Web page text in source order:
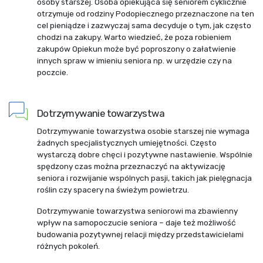
otrzymuje od rodziny Podopiecznego przeznaczone na ten
cel pieniądze i zazwyczaj sama decyduje o tym, jak często
chodzi na zakupy. Warto wiedzieć, że poza robieniem
zakupów Opiekun może być poproszony o załatwienie
innych spraw w imieniu seniora np. w urzędzie czy na
poczcie.
Dotrzymywanie towarzystwa
Dotrzymywanie towarzystwa osobie starszej nie wymaga
żadnych specjalistycznych umiejętności. Często
wystarczą dobre chęci i pozytywne nastawienie. Wspólnie
spędzony czas można przeznaczyć na aktywizację
seniora i rozwijanie wspólnych pasji, takich jak pielęgnacja
roślin czy spacery na świeżym powietrzu.
Dotrzymywanie towarzystwa seniorowi ma zbawienny
wpływ na samopoczucie seniora – daje też możliwość
budowania pozytywnej relacji między przedstawicielami
różnych pokoleń.